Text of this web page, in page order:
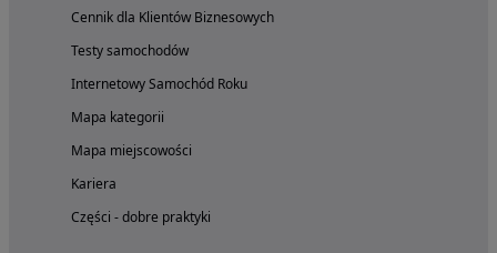
Cennik dla Klientów Biznesowych
Testy samochodów
Internetowy Samochód Roku
Mapa kategorii
Mapa miejscowości
Kariera
Części - dobre praktyki